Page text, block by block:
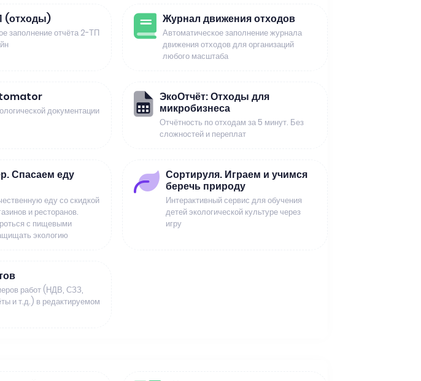
(отходы)
заполнение отчёта 2-ТП
Журнал движения отходов
Автоматическое заполнение журнала
движения отходов для организаций
любого масштаба
документации
ЭкоОтчёт: Отходы для
микробизнеса
Отчётность по отходам за 5 минут. Без
сложностей и переплат
Спасаем еду
еду со скидкой
и ресторанов.
с пищевыми
экологию
Сортируля. Играем и учимся
беречь природу
Интерактивный сервис для обучения
детей экологической культуре через
игру
работ (НДВ, СЗЗ,
и т.д.) в редактируемом